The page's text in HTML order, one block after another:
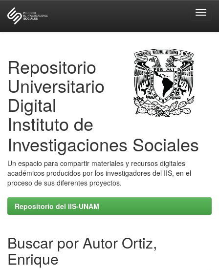
Repositorio
Universitario
Digital
Instituto de
Investigaciones Sociales
Un espacio para compartir materiales y recursos digitales
académicos producidos por los investigadores del IIS, en el
proceso de sus diferentes proyectos.
Repositorio del IIS-UNAM
Buscar por Autor Ortiz,
Enrique